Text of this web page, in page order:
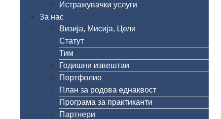
Истражувачки услуги
За нас
Визија, Мисија, Цели
Статут
Тим
Годишни извештаи
Портфолио
План за родова еднаквост
Програма за практиканти
Партнери